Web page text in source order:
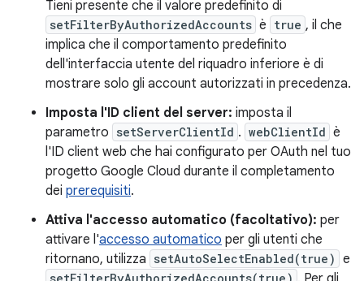
Tieni presente che il valore predefinito di
setFilterByAuthorizedAccounts è true , il che
implica che il comportamento predefinito
dell'interfaccia utente del riquadro inferiore è di
mostrare solo gli account autorizzati in precedenza.
Imposta l'ID client del server: imposta il
parametro setServerClientId . webClientId è
l'ID client web che hai configurato per OAuth nel tuo
progetto Google Cloud durante il completamento
dei prerequisiti.
Attiva l'accesso automatico (facoltativo): per
attivare l'accesso automatico per gli utenti che
ritornano, utilizza setAutoSelectEnabled(true) e